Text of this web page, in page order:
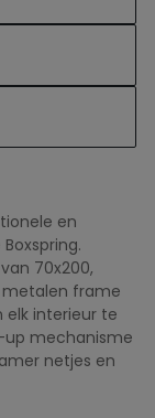
en
70x200,
metalen frame
elk interieur te
up mechanisme
netjes en